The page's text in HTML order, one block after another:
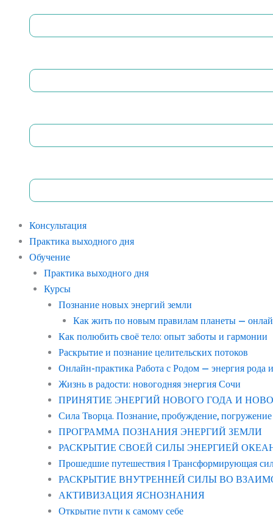
Консультация
Практика выходного дня
Обучение
Практика выходного дня
Курсы
Познание новых энергий земли
Как жить по новым правилам планеты —
Как полюбить своё тело: опыт заботы и гармонии
Раскрытие и познание целительских потоков
Онлайн-практика Работа с Родом — энергия рода
Жизнь в радости: новогодняя энергия Сочи
ПРИНЯТИЕ ЭНЕРГИЙ НОВОГО ГОДА И НОВОГО
Сила Творца. Познание, пробуждение, погружение
ПРОГРАММА ПОЗНАНИЯ ЭНЕРГИЙ ЗЕМЛИ
РАСКРЫТИЕ СВОЕЙ СИЛЫ ЭНЕРГИЕЙ ОКЕАНА
Прошедшие путешествия | Трансформирующая
РАСКРЫТИЕ ВНУТРЕННЕЙ СИЛЫ ВО
АКТИВИЗАЦИЯ ЯСНОЗНАНИЯ
Открытие пути к самому себе